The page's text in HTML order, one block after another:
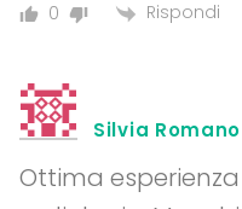
0 Rispondi
Silvia Romano
Ottima